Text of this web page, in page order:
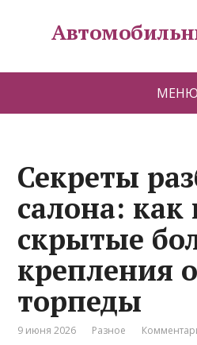
МЕНЮ
Секреты
салона: как
скрытые
крепления
торпеды
9 июня 2026 Разное